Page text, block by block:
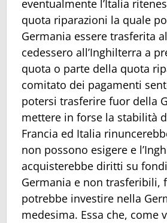
eventualmente l’Italia
quota riparazioni la quale
Germania essere trasferita
cedessero all’Inghilterra a
quota o parte della quota
comitato dei pagamenti
potersi trasferire fuor della
mettere in forse la stabilità
Francia ed Italia
non possono esigere e
acquisterebbe diritti su
Germania e non trasferibili,
potrebbe investire nella
medesima. Essa che, come